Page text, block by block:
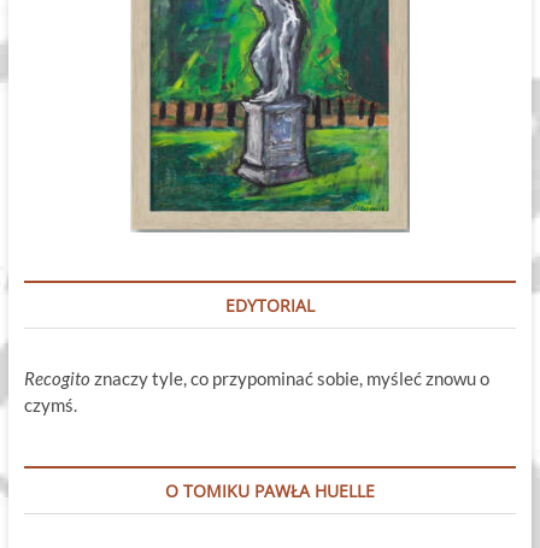
EDYTORIAL
Recogito znaczy tyle, co przypominać sobie, myśleć znowu o
czymś.
O TOMIKU PAWŁA HUELLE